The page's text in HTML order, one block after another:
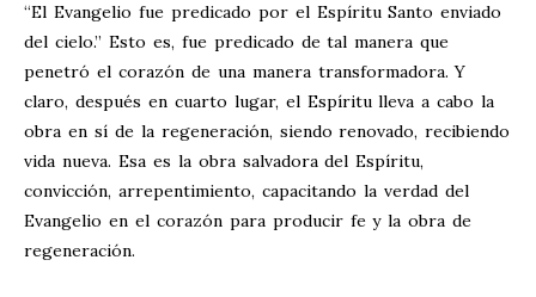
“El Evangelio fue predicado por el Espíritu Santo enviado
del cielo.” Esto es, fue predicado de tal manera que
penetró el corazón de una manera transformadora. Y
claro, después en cuarto lugar, el Espíritu lleva a cabo la
obra en sí de la regeneración, siendo renovado, recibiendo
vida nueva. Esa es la obra salvadora del Espíritu,
convicción, arrepentimiento, capacitando la verdad del
Evangelio en el corazón para producir fe y la obra de
regeneración.